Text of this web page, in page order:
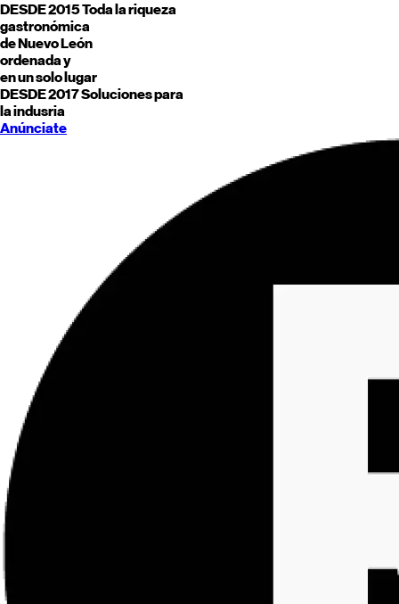
DESDE 2015Toda la riqueza
gastronómica
deNuevo León
ordenada y
en un solo lugar
DESDE 2017Soluciones para
la indusria
Anúnciate